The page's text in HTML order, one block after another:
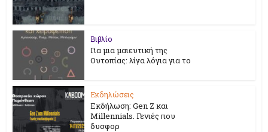
Βιβλίο
Για μια μαιευτική της
Ουτοπίας: λίγα λόγια για το
Εκδηλώσεις
Εκδήλωση: Gen Z και
Millennials. Γενιές που
δυσφορ